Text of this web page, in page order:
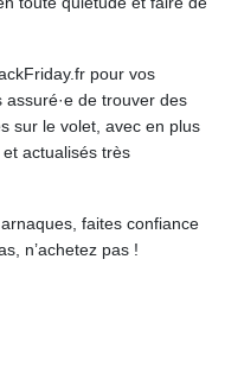
pour vos
de trouver des
sur le volet, avec en plus
actualisés très
faites confiance
n’achetez pas !